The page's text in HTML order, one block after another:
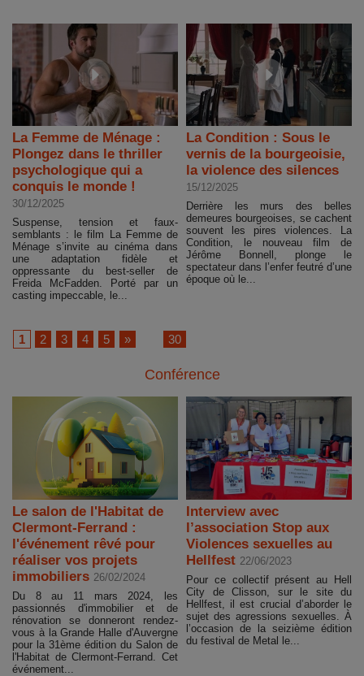
La Femme de Ménage :
Plongez dans le thriller
psychologique qui a
conquis le monde !
30/12/2025
Suspense, tension et faux-
semblants : le film La Femme de
Ménage s’invite au cinéma dans
une adaptation fidèle et
oppressante du best-seller de
Freida McFadden. Porté par un
casting impeccable, le...
La Condition : Sous le
vernis de la bourgeoisie,
la violence des silences
15/12/2025
Derrière les murs des belles
demeures bourgeoises, se cachent
souvent les pires violences. La
Condition, le nouveau film de
Jérôme Bonnell, plonge le
spectateur dans l’enfer feutré d’une
époque où le...
1 2 3 4 5 » 30
Conférence
Le salon de l'Habitat de
Clermont-Ferrand :
l'événement rêvé pour
réaliser vos projets
immobiliers 26/02/2024
Du 8 au 11 mars 2024, les
passionnés d'immobilier et de
rénovation se donneront rendez-
vous à la Grande Halle d'Auvergne
pour la 31ème édition du Salon de
l'Habitat de Clermont-Ferrand. Cet
événement...
Interview avec
l’association Stop aux
Violences sexuelles au
Hellfest 22/06/2023
Pour ce collectif présent au Hell
City de Clisson, sur le site du
Hellfest, il est crucial d’aborder le
sujet des agressions sexuelles. À
l’occasion de la seizième édition
du festival de Metal le...